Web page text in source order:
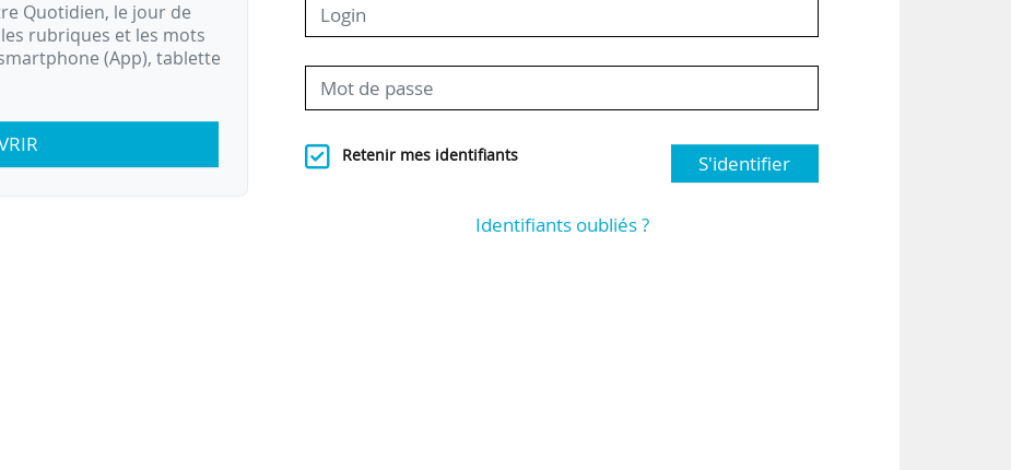
Quotidien, le jour de
rubriques et les mots
(App), tablette
Retenir mes identifiants S'identifier
Identifiants oubliés ?